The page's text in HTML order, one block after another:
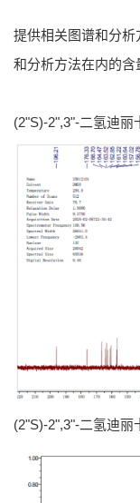
提供相关图谱和分
和分析方法在内的含
(2"S)-2",3"-二氢迪丽
(2"S)-2",3"-二氢迪